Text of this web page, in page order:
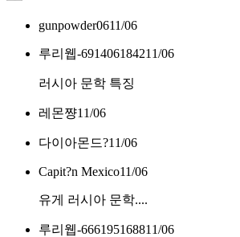
gunpowder0611/06
루리웹-691406184211/06
러시아 문학 특징
레몬쨩11/06
다이아몬드?11/06
Capit?n Mexico11/06
유게 러시아 문학....
루리웹-666195168811/06